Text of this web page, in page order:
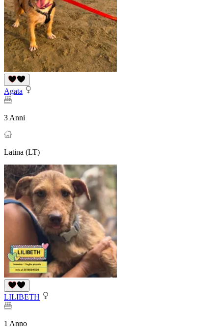
Agata
3 Anni
Latina (LT)
LILIBETH
1 Anno